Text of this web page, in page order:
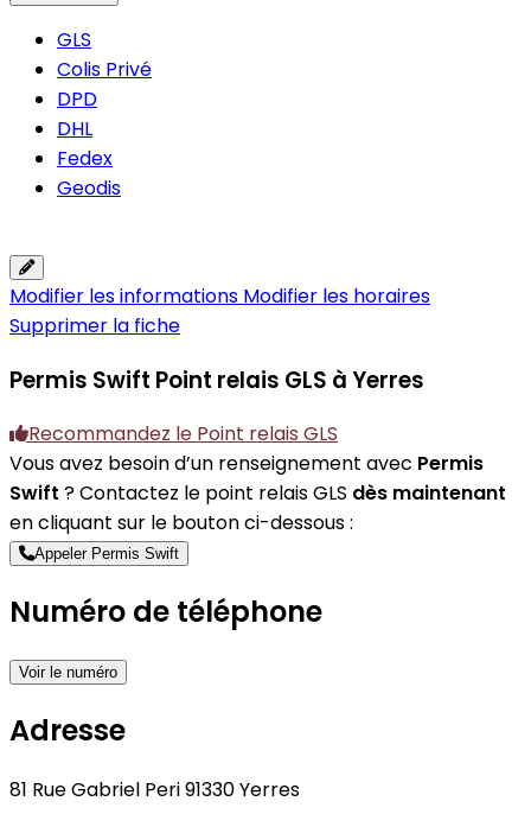
GLS
Colis Privé
DPD
DHL
Fedex
Geodis
Modifier les informations Modifier les horaires
Supprimer la fiche
Permis Swift Point relais GLS à Yerres
Recommandez le Point relais GLS
Vous avez besoin d’un renseignement avec Permis
Swift ? Contactez le point relais GLS dès maintenant
en cliquant sur le bouton ci-dessous :
Appeler Permis Swift
Numéro de téléphone
Voir le numéro
Adresse
81 Rue Gabriel Peri 91330 Yerres